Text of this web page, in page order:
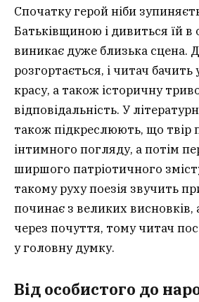
Спочатку герой ніби
Батьківщиною і дивиться їй в
виникає дуже близька сцена.
розгортається, і читач бачить
красу, а також історичну
відповідальність. У
також підкреслюють, що твір
інтимного погляду, а потім
ширшого патріотичного
такому руху поезія звучить
починає з великих висновків,
через почуття, тому читач
у головну думку.
Від особистого до